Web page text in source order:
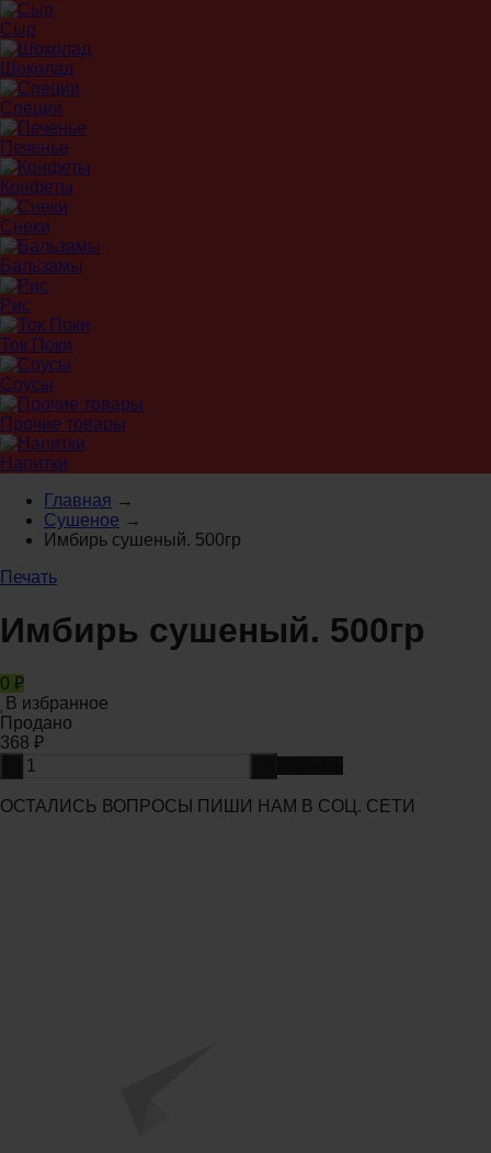
Сыр
Шоколад
Специи
Печенье
Конфеты
Снеки
Бальзамы
Рис
Ток Поки
Соусы
Прочие товары
Напитки
Главная →
Сушеное →
Имбирь сушеный. 500гр
Печать
Имбирь сушеный. 500гр
0 ₽
В избранное
Продано
368 ₽
ОСТАЛИСЬ ВОПРОСЫ ПИШИ НАМ В СОЦ. СЕТИ